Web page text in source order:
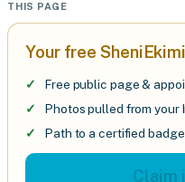
THIS PAGE
Your free
Free public page &
Photos pulled from your
Path to a certified badge